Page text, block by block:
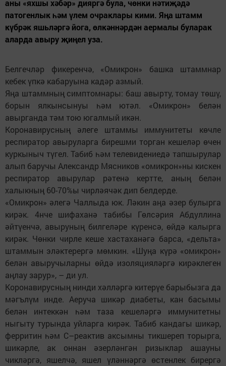
аны «яхшы хәбәр» дияргә була, чөнки нәтиҗәдә
патогенлык һәм үлем очраклары кими. Яңа штамм
күбрәк яшьләргә йога, өлкәннәрдән аермалы буларак
аларда авыру җиңел уза.
Белгечләр фикеренчә, «Омикрон» башка штаммнар
кебек үпкә кабаруына кадәр азмый.
Яңа штаммның симптомнары: баш авырту, томау төшү,
борын ялкынсынуы һәм ютәл. «Омикрон» белән
авырганда тәм тою югалмый икән.
Коронавирусның әлеге штаммы иммунитеты көчле
респиратор авыруларга бирешми торган кешеләр өчен
куркыныч түгел. Табиб һәм телевидениедә тапшырулар
алып баручы Александр Мясников «омикрон»ны кискен
респиратор авырулар рәтенә кертте, аның белән
халыкның 60-70%ы чирләячәк дип белдерде.
«Омикрон» әлегә Чаллыда юк. Ләкин аңа әзер булырга
кирәк. 4нче шифаханә табибы Гөлсәрия Абдуллина
әйтүенчә, авыруның билгеләре күренсә, өйдә калырга
кирәк. Чөнки чирле кеше хастаханәгә барса, «дельта»
штаммын эләктерергә мөмкин. «Шуңа күрә «омикрон»
белән авыручыларны өйдә изоляцияләргә кирәклеген
аңлау зарур», – ди ул.
Коронавирусның нинди хәлләргә китерүе барыбызга да
мәгълүм инде. Аеруча шикәр диабеты, кан басымы
белән интеккән һәм таза кешеләргә иммунитетны
ныгыту турында уйларга кирәк. Табиб кандагы шикәр,
ферритин һәм С–реактив аксымны тикшереп торырга,
шикәрле, ак оннан әзерләнгән ризыклар ашауны
чикләргә, яшелчә, яшел үләннәргә өстенлек бирергә